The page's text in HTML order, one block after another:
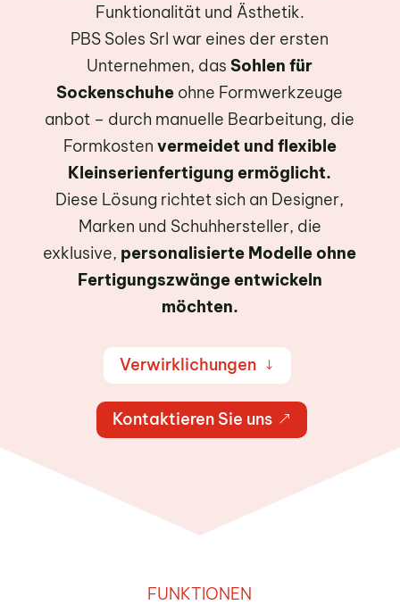
Funktionalität und Ästhetik.
PBS Soles Srl war eines der ersten
Unternehmen, das Sohlen für
Sockenschuhe ohne Formwerkzeuge
anbot – durch manuelle Bearbeitung, die
Formkosten vermeidet und flexible
Kleinserienfertigung ermöglicht.
Diese Lösung richtet sich an Designer,
Marken und Schuhhersteller, die
exklusive, personalisierte Modelle ohne
Fertigungszwänge entwickeln
möchten.
Verwirklichungen "
Kontaktieren Sie uns &
FUNKTIONEN